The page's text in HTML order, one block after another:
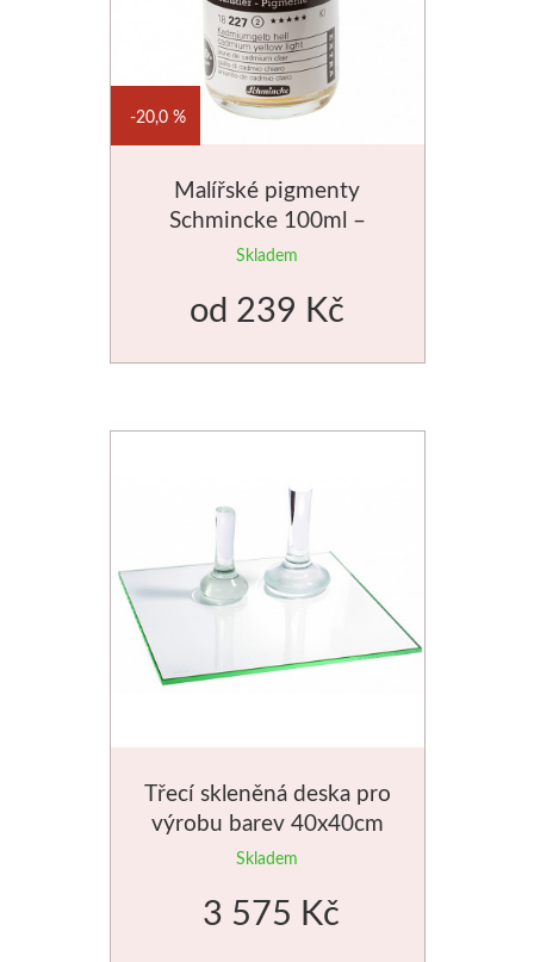
Malířské pigmenty
Schmincke 100ml –
všechny odstíny
Skladem
20,0 %
od 239 Kč
Třecí skleněná deska pro
výrobu barev 40x40cm
Skladem
3 575 Kč